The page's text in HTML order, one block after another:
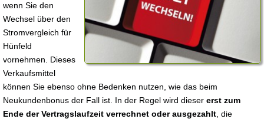
wenn Sie den
Wechsel über den
Stromvergleich für
Hünfeld
vornehmen. Dieses
Verkaufsmittel
können Sie ebenso ohne Bedenken nutzen, wie das beim
Neukundenbonus der Fall ist. In der Regel wird dieser erst zum
Ende der Vertragslaufzeit verrechnet oder ausgezahlt , die